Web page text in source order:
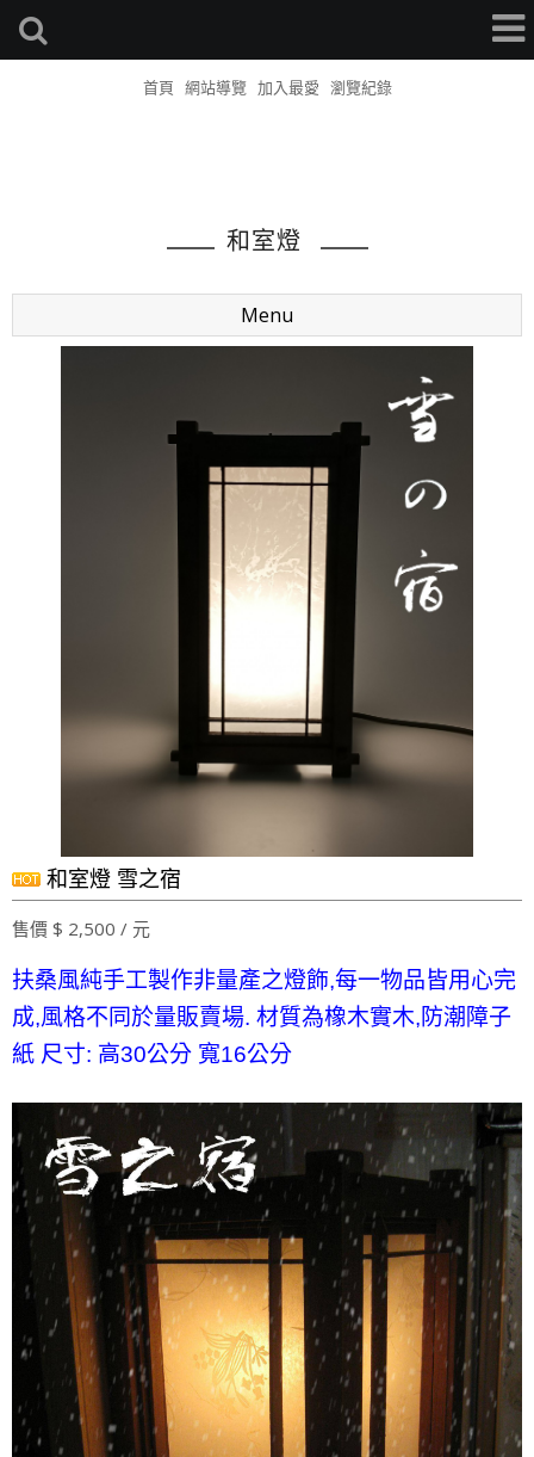
首頁 網站導覽 加入最愛 瀏覽紀錄
和室燈
Menu
和室燈 雪之宿
售價 $ 2,500 / 元
扶桑風純手工製作非量產之燈飾,每一物品皆用心完
成,風格不同於量販賣場. 材質為橡木實木,防潮障子
紙 尺寸: 高30公分 寬16公分